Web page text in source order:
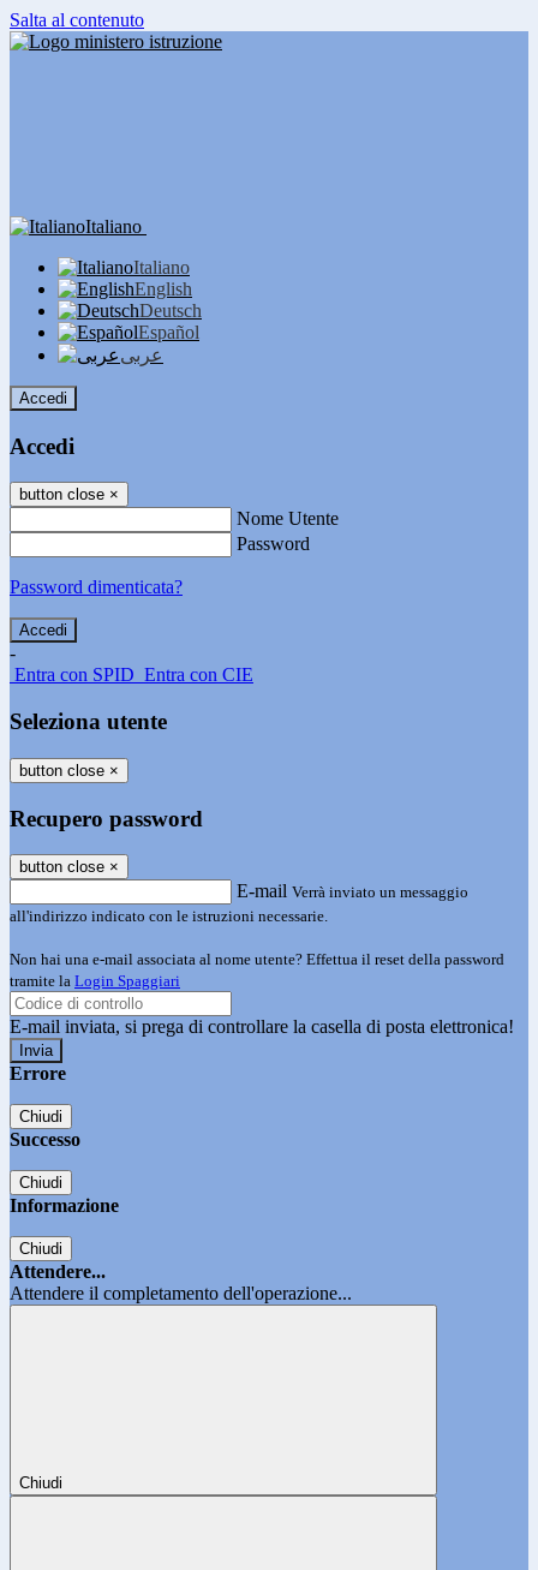
Salta al contenuto
Italiano
Italiano
English
Deutsch
Español
عربى
Accedi
Accedi
button close ×
Nome Utente
Password
Password dimenticata?
-
Entra con SPID Entra con CIE
Seleziona utente
button close ×
Recupero password
button close ×
E-mail Verrà inviato un messaggio
all'indirizzo indicato con le istruzioni necessarie.
Non hai una e-mail associata al nome utente? Effettua il reset della password
tramite la Login Spaggiari
E-mail inviata, si prega di controllare la casella di posta elettronica!
Errore
Chiudi
Successo
Chiudi
Informazione
Chiudi
Attendere...
Attendere il completamento dell'operazione...
Chiudi